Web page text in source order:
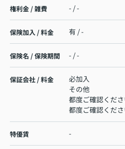
権利金 / 雑費 - / -
保険加入 / 料金 有 / -
保険名 / 保険期間 - / -
保証会社 / 料金
必加入
その他
都度ご確認くださ
都度ご確認くださ
特優賃 -